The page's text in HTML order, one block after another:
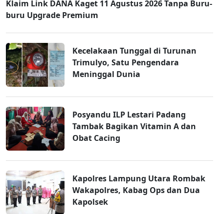
Klaim Link DANA Kaget 11 Agustus 2026 Tanpa Buru-
buru Upgrade Premium
Kecelakaan Tunggal di Turunan
Trimulyo, Satu Pengendara
Meninggal Dunia
Posyandu ILP Lestari Padang
Tambak Bagikan Vitamin A dan
Obat Cacing
Kapolres Lampung Utara Rombak
Wakapolres, Kabag Ops dan Dua
Kapolsek